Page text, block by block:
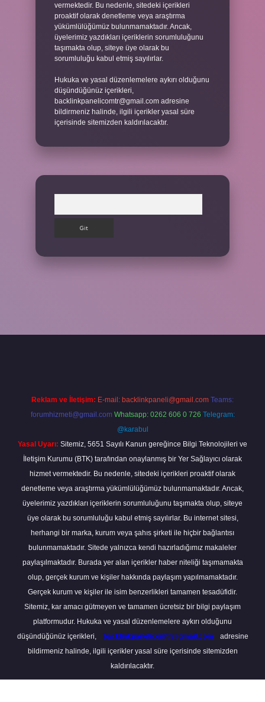
vermektedir. Bu nedenle, sitedeki içerikleri
proaktif olarak denetleme veya araştırma
yükümlülüğümüz bulunmamaktadır. Ancak,
üyelerimiz yazdıkları içeriklerin sorumluluğunu
taşımakta olup, siteye üye olarak bu
sorumluluğu kabul etmiş sayılırlar.
Hukuka ve yasal düzenlemelere aykırı olduğunu
düşündüğünüz içerikleri,
backlinkpanelicomtr@gmail.com adresine
bildirmeniz halinde, ilgili içerikler yasal süre
içerisinde sitemizden kaldırılacaktır.
Reklam ve İletişim: E-mail: backlinkpaneli@gmail.com Teams:
forumhizmeti@gmail.com Whatsapp: 0262 606 0 726 Telegram:
@karabul
Yasal Uyarı: Sitemiz, 5651 Sayılı Kanun gereğince Bilgi Teknolojileri ve
İletişim Kurumu (BTK) tarafından onaylanmış bir Yer Sağlayıcı olarak
hizmet vermektedir. Bu nedenle, sitedeki içerikleri proaktif olarak
denetleme veya araştırma yükümlülüğümüz bulunmamaktadır. Ancak,
üyelerimiz yazdıkları içeriklerin sorumluluğunu taşımakta olup, siteye
üye olarak bu sorumluluğu kabul etmiş sayılırlar. Bu internet sitesi,
herhangi bir marka, kurum veya şahıs şirketi ile hiçbir bağlantısı
bulunmamaktadır. Sitede yalnızca kendi hazırladığımız makaleler
paylaşılmaktadır. Burada yer alan içerikler haber niteliği taşımamakta
olup, gerçek kurum ve kişiler hakkında paylaşım yapılmamaktadır.
Gerçek kurum ve kişiler ile isim benzerlikleri tamamen tesadüfidir.
Sitemiz, kar amacı gütmeyen ve tamamen ücretsiz bir bilgi paylaşım
platformudur. Hukuka ve yasal düzenlemelere aykırı olduğunu
düşündüğünüz içerikleri,
backlinkpanelicomtr@gmail.com
adresine
bildirmeniz halinde, ilgili içerikler yasal süre içerisinde sitemizden
kaldırılacaktır.